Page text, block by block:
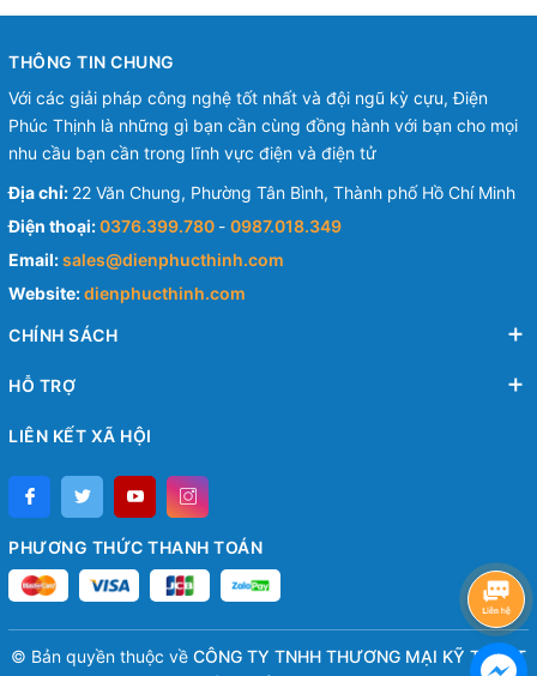
THÔNG TIN CHUNG
Với các giải pháp công nghệ tốt nhất và đội ngũ kỳ cựu, Điện
Phúc Thịnh là những gì bạn cần cùng đồng hành với bạn cho mọi
nhu cầu bạn cần trong lĩnh vực điện và điện tử
Địa chỉ: 22 Văn Chung, Phường Tân Bình, Thành phố Hồ Chí Minh
Điện thoại:0376.399.780 - 0987.018.349
Email:sales@dienphucthinh.com
Website:dienphucthinh.com
CHÍNH SÁCH
HỖ TRỢ
LIÊN KẾT XÃ HỘI
PHƯƠNG THỨC THANH TOÁN
© Bản quyền thuộc về CÔNG TY TNHH THƯƠNG MẠI KỸ THUẬT